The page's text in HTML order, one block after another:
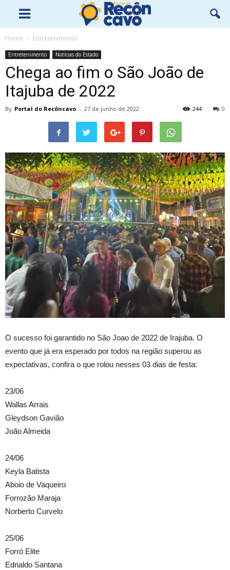
Home Entretenimento
Entretenimento Notícias do Estado
Chega ao fim o São João de
Itajuba de 2022
By Portal do Recôncavo - 27 de junho de 2022 0
244
O sucesso foi garantido no São Joao de 2022 de Irajuba. O
evento que já era esperado por todos na região superou as
expectativas, confira o que rolou nesses 03 dias de festa:
23/06
Wallas Arrais
Gleydson Gavião
João Almeida
24/06
Keyla Batista
Aboio de Vaqueiro
Forrozão Maraja
Norberto Curvelo
25/06
Forró Elite
Ednaldo Santana